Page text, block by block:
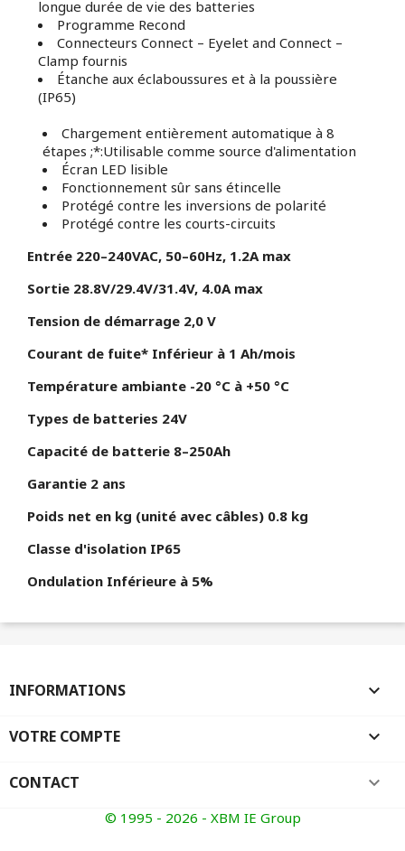
longue durée de vie des batteries
Programme Recond
Connecteurs Connect – Eyelet and Connect –
Clamp fournis
Étanche aux éclaboussures et à la poussière
(IP65)
Chargement entièrement automatique à 8
étapes ;*:Utilisable comme source d'alimentation
Écran LED lisible
Fonctionnement sûr sans étincelle
Protégé contre les inversions de polarité
Protégé contre les courts-circuits
Entrée 220–240VAC, 50–60Hz, 1.2A max
Sortie 28.8V/29.4V/31.4V, 4.0A max
Tension de démarrage 2,0 V
Courant de fuite* Inférieur à 1 Ah/mois
Température ambiante -20 °C à +50 °C
Types de batteries 24V
Capacité de batterie 8–250Ah
Garantie 2 ans
Poids net en kg (unité avec câbles) 0.8 kg
Classe d'isolation IP65
Ondulation Inférieure à 5%
INFORMATIONS 
VOTRE COMPTE 
CONTACT keyboard_arrow_down
© 1995 - 2026 - XBM IE Group